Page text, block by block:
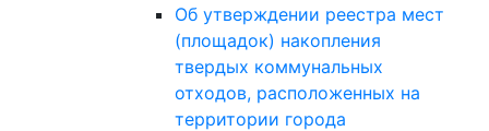
Об утверждении реестра мест
(площадок) накопления
твердых коммунальных
отходов, расположенных на
территории города